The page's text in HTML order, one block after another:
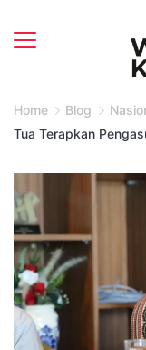
to
Home Blog
Tua Terapkan